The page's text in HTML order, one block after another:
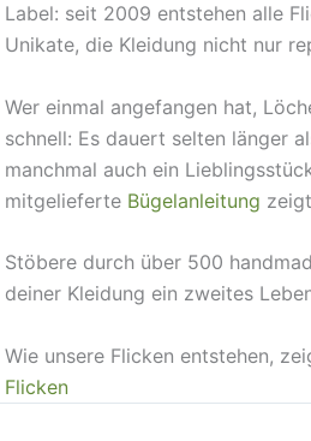
Label: seit 2009 entstehen alle
Unikate, die Kleidung nicht nur
Wer einmal angefangen hat,
schnell: Es dauert selten länger
manchmal auch ein
mitgelieferte Bügelanleitung
Stöbere durch über 500
deiner Kleidung ein zweites
Wie unsere Flicken entstehen,
Flicken